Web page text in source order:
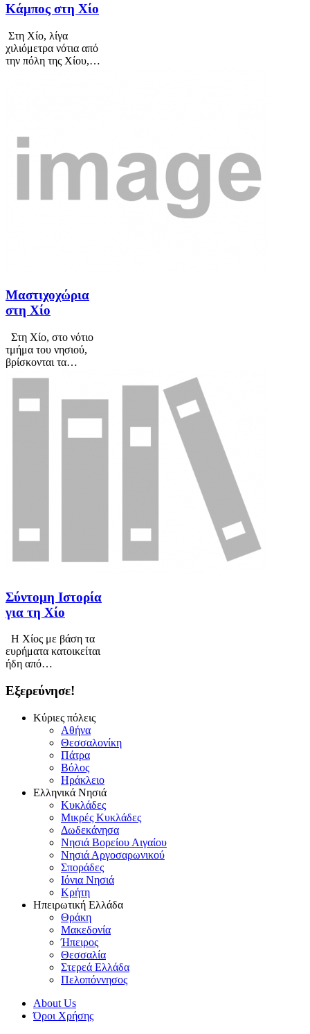
Κάμπος στη Χίο
Στη Χίο, λίγα
χιλιόμετρα νότια από
την πόλη της Χίου,…
Μαστιχοχώρια
στη Χίο
Στη Χίο, στο νότιο
τμήμα του νησιού,
βρίσκονται τα…
Σύντομη Ιστορία
για τη Χίο
Η Χίος με βάση τα
ευρήματα κατοικείται
ήδη από…
Εξερεύνησε!
Κύριες πόλεις
Αθήνα
Θεσσαλονίκη
Πάτρα
Βόλος
Ηράκλειο
Ελληνικά Νησιά
Κυκλάδες
Μικρές Κυκλάδες
Δωδεκάνησα
Νησιά Βορείου Αιγαίου
Νησιά Αργοσαρωνικού
Σποράδες
Ιόνια Νησιά
Κρήτη
Ηπειρωτική Ελλάδα
Θράκη
Μακεδονία
Ήπειρος
Θεσσαλία
Στερεά Ελλάδα
Πελοπόννησος
About Us
Όροι Χρήσης